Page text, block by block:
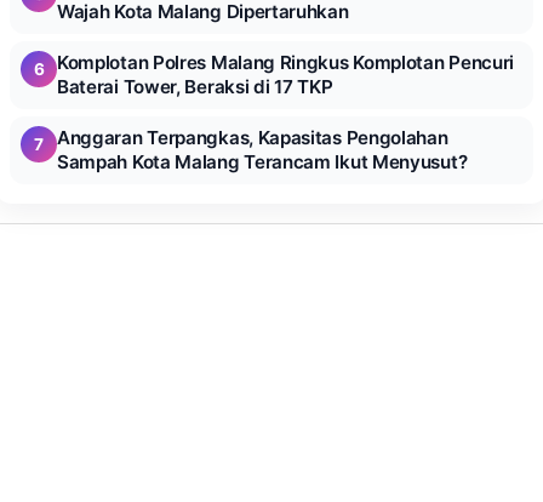
Wajah Kota Malang Dipertaruhkan
6
Komplotan Polres Malang Ringkus Komplotan Pencuri
Baterai Tower, Beraksi di 17 TKP
7
Anggaran Terpangkas, Kapasitas Pengolahan
Sampah Kota Malang Terancam Ikut Menyusut?